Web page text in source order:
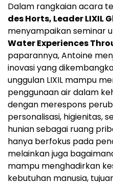
Dalam rangkaian acara
des Horts, Leader LIXIL
menyampaikan seminar
Water Experiences
paparannya, Antoine
inovasi yang
unggulan LIXIL mampu
penggunaan air dalam
dengan merespons
personalisasi, higienitas,
hunian sebagai ruang
hanya berfokus pada
melainkan juga
mampu menghadirkan
kebutuhan manusia,